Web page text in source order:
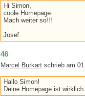
Hi Simon,
coole Homepage.
Mach weiter so!!!
Josef
46
Marcel Burkart schrieb am
Hallo Simon!
Deine Homepage ist